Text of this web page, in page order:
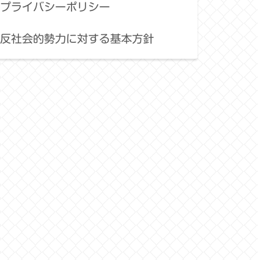
プライバシーポリシー
反社会的勢力に対する基本方針